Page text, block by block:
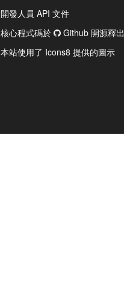
開發人員 API 文件
核心程式碼於
Github 開源釋出
本站使用了 Icons8 提供的圖示